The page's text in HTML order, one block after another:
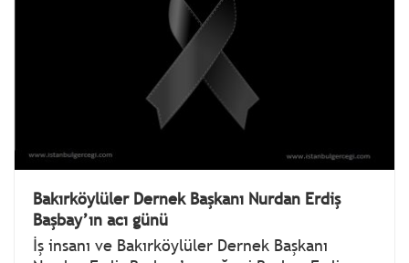
Bakırköylüler Dernek Başkanı Nurdan Erdiş
Başbay’ın acı günü
İş insanı ve Bakırköylüler Dernek Başkanı